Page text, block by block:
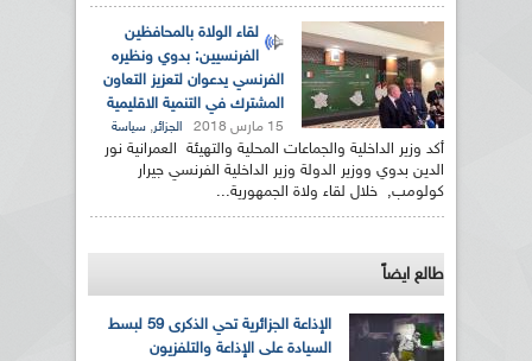
لقاء الولاة بالمحافظين
الفرنسيين: بدوي ونظيره
الفرنسي يدعوان لتعزيز التعاون
المشترك في التنمية الاقليمية
15 مارس 2018 الجزائر, سياسة
أكد وزير الداخلية والجماعات المحلية والتهيئة العمرانية نور
الدين بدوي ووزير الدولة وزير الداخلية الفرنسي جيرار
كولومب, خلال لقاء ولاة الجمهورية...
طالع ايضاً
الإذاعة الجزائرية تحي الذكرى 59 لبسط
السيادة على الإذاعة والتلفزيون